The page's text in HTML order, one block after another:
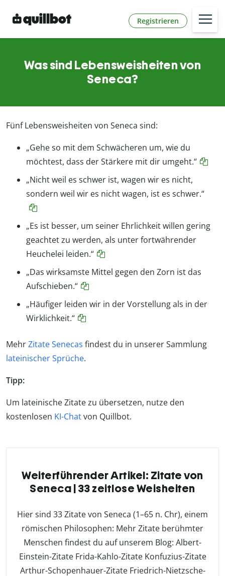
Registrieren
Was sind Lebensweisheiten von
Seneca?
Fünf Lebensweisheiten von Seneca sind:
„Gehe so mit dem Schwächeren um, wie du
möchtest, dass der Stärkere mit dir umgeht.“
„Nicht weil es schwer ist, wagen wir es nicht,
sondern weil wir es nicht wagen, ist es schwer.“
„Es ist besser, um seiner Ehrlichkeit willen gering
geachtet zu werden, als unter fortwährender
Heuchelei leiden.“
„Das wirksamste Mittel gegen den Zorn ist das
Aufschieben.“
„Häufiger leiden wir in der Vorstellung als in der
Wirklichkeit.“
MehrZitate Senecas findest du in unserer Sammlung
lateinischer Sprüche.
Tipp:
Um lateinische Zitate zu übersetzen, nutze den
kostenlosen KI-Chatvon Quillbot.
Weiterführender Artikel: Zitate von
Seneca | 33 zeitlose Weisheiten
Hier sind 33 Zitate von Seneca (1–65 n. Chr), einem
römischen Philosophen: Mehr Zitate berühmter
Menschen findest du auf unserem Blog: Albert-
Einstein-Zitate Frida-Kahlo-Zitate Konfuzius-Zitate
Arthur-Schopenhauer-Zitate Friedrich-Nietzsche-